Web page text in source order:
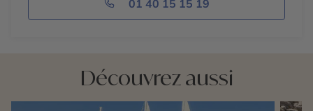
01 40 15 15 19
Découvrez aussi